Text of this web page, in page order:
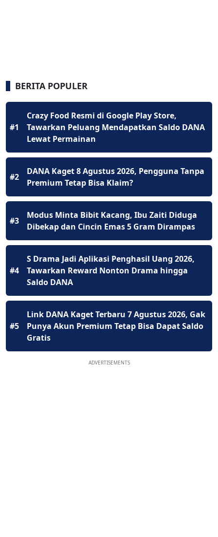
BERITA POPULER
#1
Crazy Food Resmi di Google Play Store,
Tawarkan Peluang Mendapatkan Saldo DANA
Lewat Permainan
#2
DANA Kaget 8 Agustus 2026, Pengguna Tanpa
Premium Tetap Bisa Klaim?
#3
Modus Minta Bibit Kacang, Ibu Zaiti Diduga
Dibekap dan Cincin Emas 5 Gram Dirampas
#4
S Drama Jadi Aplikasi Penghasil Uang 2026,
Tawarkan Reward Nonton Drama hingga
Saldo DANA
#5
Link DANA Kaget Terbaru 7 Agustus 2026, Gak
Punya Akun Premium Tetap Bisa Dapat Saldo
Gratis
ADVERTISEMENTS